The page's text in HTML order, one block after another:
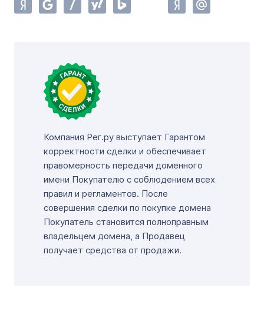
Компания Рег.ру выступает Гарантом
корректности сделки и обеспечивает
правомерность передачи доменного
имени Покупателю с соблюдением всех
правил и регламентов. После
совершения сделки по покупке домена
Покупатель становится полноправным
владельцем домена, а Продавец
получает средства от продажи.